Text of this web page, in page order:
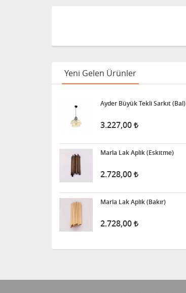
Yeni Gelen Ürünler
Ayder Büyük Tekli Sarkıt (Bal)
3.227,00
Marla Lak Aplik (Eskitme)
2.728,00
Marla Lak Aplik (Bakır)
2.728,00